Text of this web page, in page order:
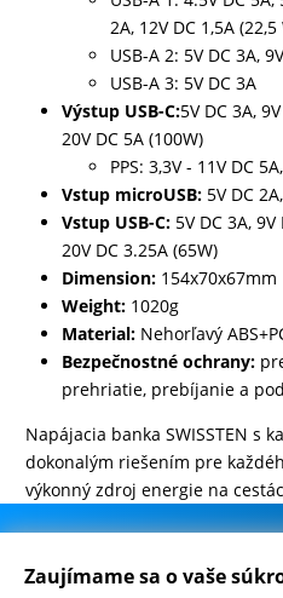
2A, 12V DC 1,5A (22,5
USB-A 2: 5V DC 3A,
USB-A 3: 5V DC 3A
Výstup USB-C:5V DC 3A,
20V DC 5A (100W)
PPS: 3,3V - 11V DC
Vstup microUSB: 5V DC
Vstup USB-C: 5V DC 3A,
20V DC 3.25A (65W)
Dimension: 154x70x67mm
Weight: 1020g
Material: Nehorľavý
Bezpečnostné ochrany:
prehriatie, prebíjanie a
Napájacia banka SWISSTEN s
dokonalým riešením pre
výkonný zdroj energie na
.
500.000+
Zaujímame sa o vaše